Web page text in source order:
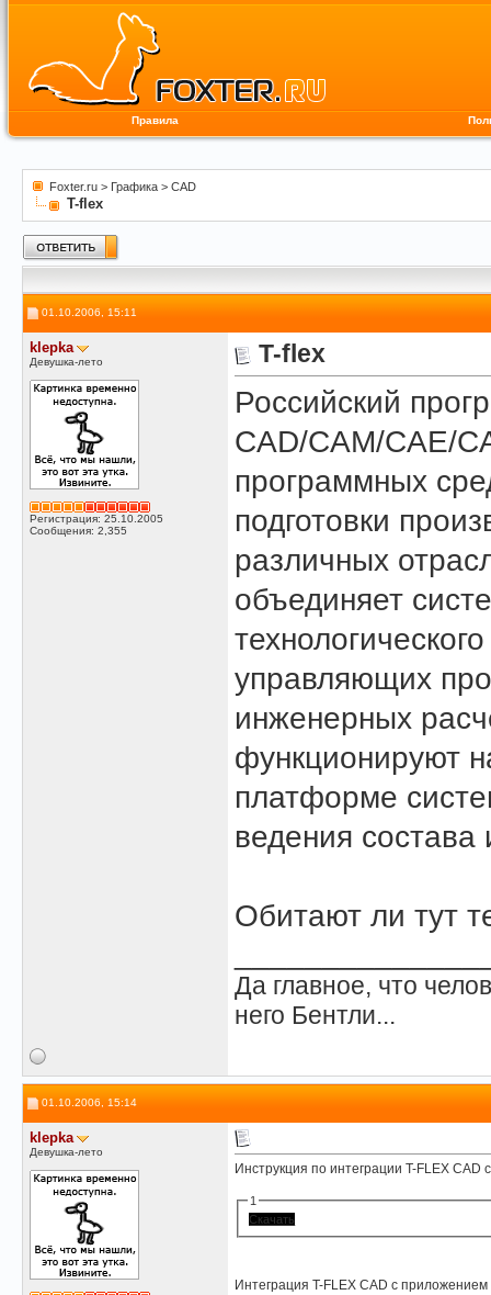
Правила
Foxter.ru > Графика > CAD
T-flex
01.10.2006, 15:11
klepka
Девушка-лето
Регистрация: 25.10.2005
Сообщения: 2,355
T-flex
Российский
CAD/CAM/CAE/
программных
подготовки
различных
объединяет
управляющих
инженерных
функционируют
платформе
ведения состава
Обитают ли тут
Да главное, что
него Бентли...
01.10.2006, 15:14
klepka
Девушка-лето
Инструкция по интеграции T-FLEX
1
Скачать
Интеграция T-FLEX CAD с